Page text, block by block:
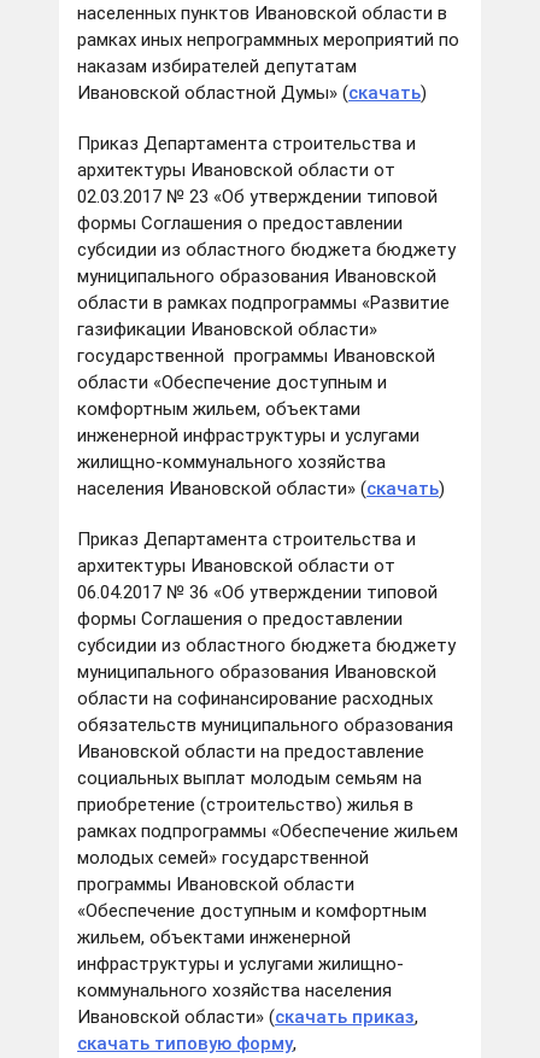
населенных пунктов Ивановской области в
рамках иных непрограммных мероприятий по
наказам избирателей депутатам
Ивановской областной Думы» (скачать)
Приказ Департамента строительства и
архитектуры Ивановской области от
02.03.2017 № 23 «Об утверждении типовой
формы Соглашения о предоставлении
субсидии из областного бюджета бюджету
муниципального образования Ивановской
области в рамках подпрограммы «Развитие
газификации Ивановской области»
государственной программы Ивановской
области «Обеспечение доступным и
комфортным жильем, объектами
инженерной инфраструктуры и услугами
жилищно-коммунального хозяйства
населения Ивановской области» (скачать)
Приказ Департамента строительства и
архитектуры Ивановской области от
06.04.2017 № 36 «Об утверждении типовой
формы Соглашения о предоставлении
субсидии из областного бюджета бюджету
муниципального образования Ивановской
области на софинансирование расходных
обязательств муниципального образования
Ивановской области на предоставление
социальных выплат молодым семьям на
приобретение (строительство) жилья в
рамках подпрограммы «Обеспечение жильем
молодых семей» государственной
программы Ивановской области
«Обеспечение доступным и комфортным
жильем, объектами инженерной
инфраструктуры и услугами жилищно-
коммунального хозяйства населения
Ивановской области» (скачать приказ,
скачать типовую форму,